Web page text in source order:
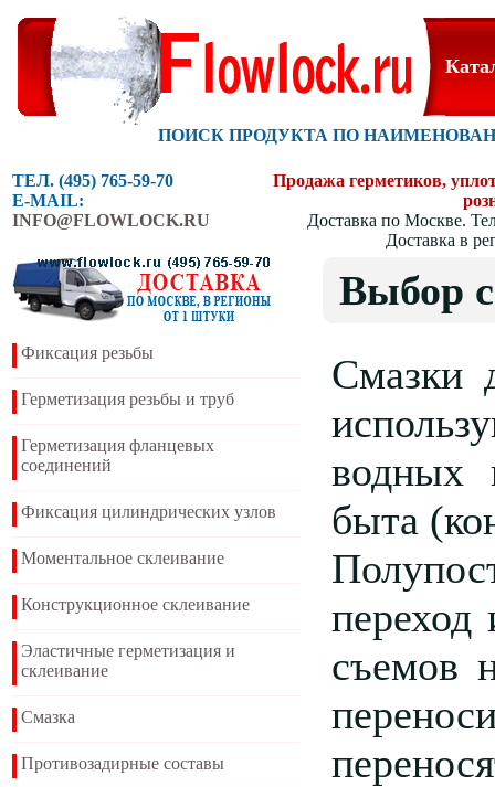
ПОИСК ПРОДУКТА ПО
ТЕЛ. (495) 765-59-70
E-MAIL:
INFO@FLOWLOCK.RU
Продажа герметиков,
Доставка по Москве.
Доставка в
Фиксация резьбы
Герметизация резьбы и труб
Герметизация фланцевых
соединений
Фиксация цилиндрических узлов
Моментальное склеивание
Конструкционное склеивание
Эластичные герметизация и
склеивание
Смазка
Противозадирные составы
Выбор
Смазки
водных
быта
переход
съемов